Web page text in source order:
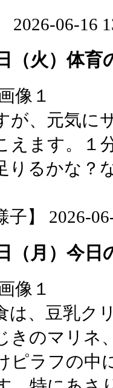
2026-06-16
（火）体育
が、元気に
えます。１
りるかな？
子】 2026-
（月）今日
は、豆乳ク
きのマリ
ピラフの中